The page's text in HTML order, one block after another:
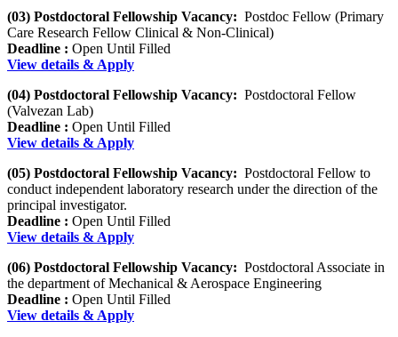
(03) Postdoctoral Fellowship Vacancy: Postdoc Fellow (Primary
Care Research Fellow Clinical & Non-Clinical)
Deadline : Open Until Filled
View details & Apply
(04) Postdoctoral Fellowship Vacancy: Postdoctoral Fellow
(Valvezan Lab)
Deadline : Open Until Filled
View details & Apply
(05) Postdoctoral Fellowship Vacancy: Postdoctoral Fellow to
conduct independent laboratory research under the direction of the
principal investigator.
Deadline : Open Until Filled
View details & Apply
(06) Postdoctoral Fellowship Vacancy: Postdoctoral Associate in
the department of Mechanical & Aerospace Engineering
Deadline : Open Until Filled
View details & Apply